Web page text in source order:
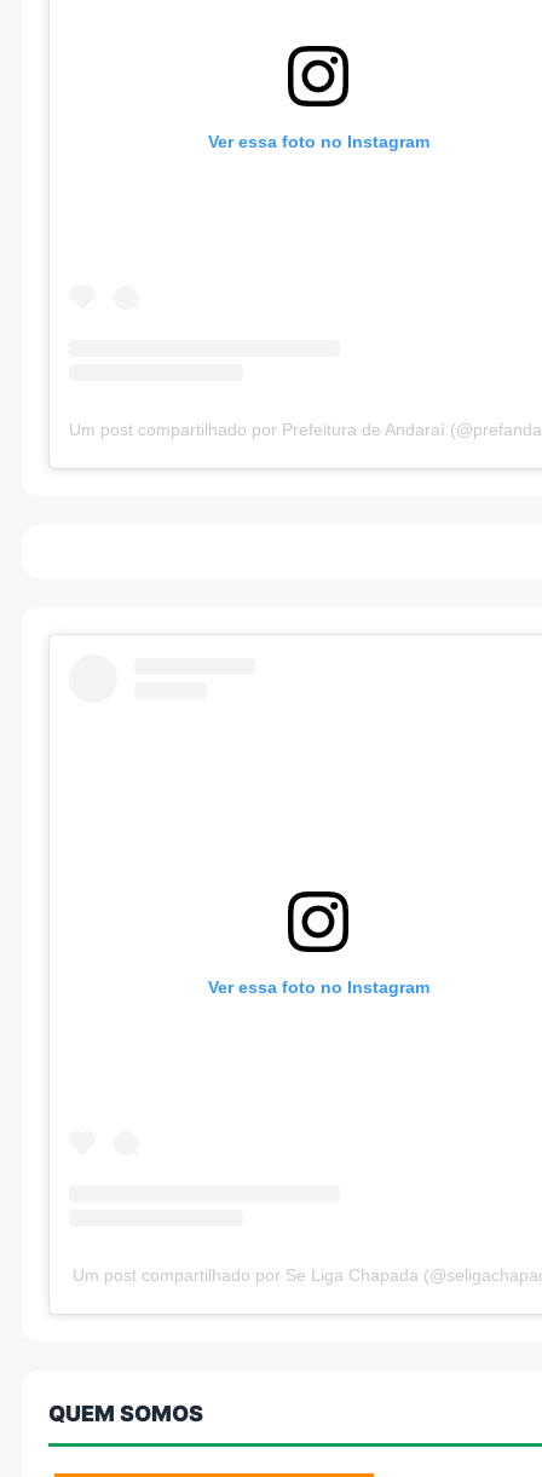
Ver essa foto no Instagram
Um post compartilhado por Prefeitura de Andaraí
Ver essa foto no Instagram
Um post compartilhado por Se Liga Chapada
QUEM SOMOS